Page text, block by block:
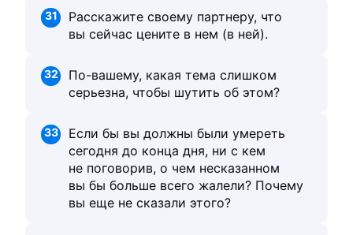
31
Расскажите своему партнеру, что
вы сейчас цените в нем (в ней).
32
По-вашему, какая тема слишком
серьезна, чтобы шутить об этом?
33
Если бы вы должны были умереть
сегодня до конца дня, ни с кем
не поговорив, о чем несказанном
вы бы больше всего жалели? Почему
вы еще не сказали этого?